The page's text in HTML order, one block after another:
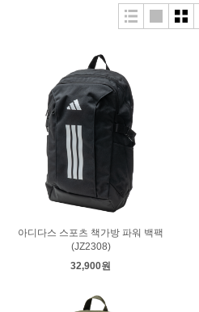
아디다스 스포츠 책가방 파워 백팩
(JZ2308)
32,900원